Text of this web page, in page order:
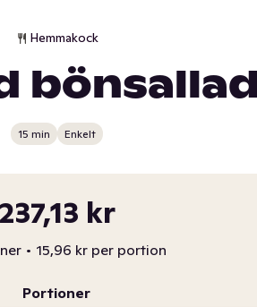
Hemmakock
bönsallad
15 min Enkelt
237,13 kr
• 15,96 kr per portion
Portioner